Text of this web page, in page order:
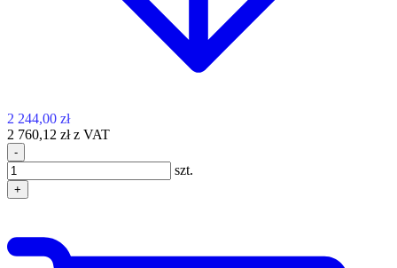
2 244,00 zł
2 760,12 zł z VAT
-
szt.
+